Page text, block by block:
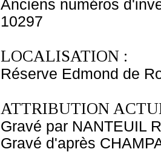
Anciens numéros
10297
LOCALISATION :
Réserve Edmond de
ATTRIBUTION
Gravé par NANTEUIL
Gravé d'après